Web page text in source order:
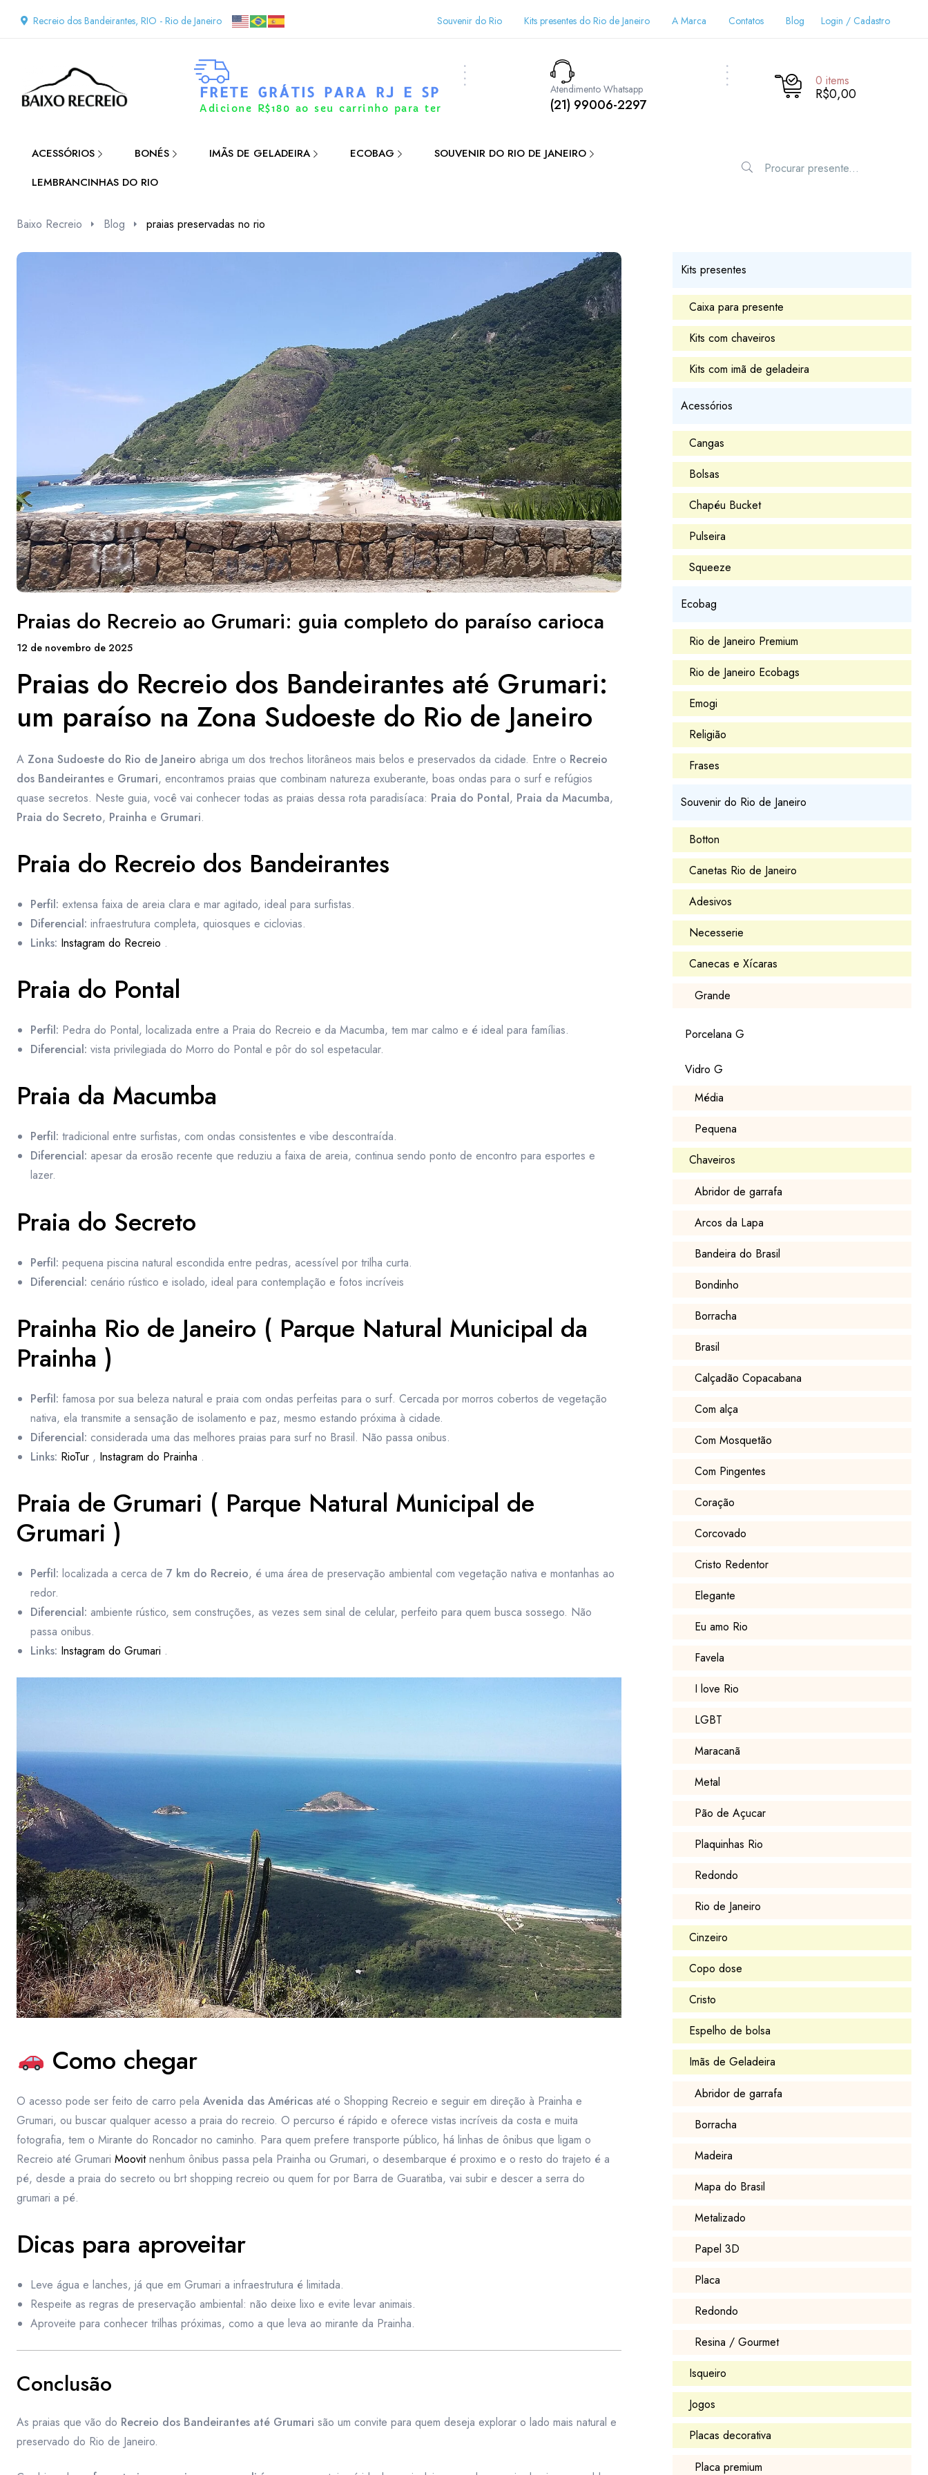
Recreio dos Bandeirantes, RIO - Rio de Janeiro Souvenir do Rio Kits presentes do Rio de Janeiro A Marca Contatos Blog Login / Cadastro
FRETE GRÁTIS PARA RJ E SP
Adicione R$180 ao seu carrinho para ter
Atendimento Whatsapp
(21) 99006-2297
0 items
R$0,00
ACESSÓRIOS BONÉS IMÃS DE GELADEIRA ECOBAG
SOUVENIR DO RIO DE JANEIRO
LEMBRANCINHAS DO RIO
Baixo Recreio Blog praias preservadas no rio
12 de novembro de 2025
Praias do Recreio ao Grumari: guia completo do paraíso carioca
Praias do Recreio dos Bandeirantes até Grumari:
um paraíso na Zona Sudoeste do Rio de Janeiro
A Zona Sudoeste do Rio de Janeiro abriga um dos trechos litorâneos mais belos e preservados da cidade. Entre o Recreio
dos Bandeirantes e Grumari, encontramos praias que combinam natureza exuberante, boas ondas para o surf e refúgios
quase secretos. Neste guia, você vai conhecer todas as praias dessa rota paradisíaca: Praia do Pontal, Praia da Macumba,
Praia do Secreto, Prainha e Grumari.
Praia do Recreio dos Bandeirantes
Perfil: extensa faixa de areia clara e mar agitado, ideal para surfistas.
Diferencial: infraestrutura completa, quiosques e ciclovias.
Links: Instagram do Recreio .
Praia do Pontal
Perfil: Pedra do Pontal, localizada entre a Praia do Recreio e da Macumba, tem mar calmo e é ideal para famílias.
Diferencial: vista privilegiada do Morro do Pontal e pôr do sol espetacular.
Praia da Macumba
Perfil: tradicional entre surfistas, com ondas consistentes e vibe descontraída.
Diferencial: apesar da erosão recente que reduziu a faixa de areia, continua sendo ponto de encontro para esportes e
lazer.
Praia do Secreto
Perfil: pequena piscina natural escondida entre pedras, acessível por trilha curta.
Diferencial: cenário rústico e isolado, ideal para contemplação e fotos incríveis
Prainha Rio de Janeiro ( Parque Natural Municipal da
Prainha )
Perfil: famosa por sua beleza natural e praia com ondas perfeitas para o surf. Cercada por morros cobertos de vegetação
nativa, ela transmite a sensação de isolamento e paz, mesmo estando próxima à cidade.
Diferencial: considerada uma das melhores praias para surf no Brasil. Não passa onibus.
Links: RioTur , Instagram do Prainha .
Praia de Grumari ( Parque Natural Municipal de
Grumari )
Perfil: localizada a cerca de 7 km do Recreio, é uma área de preservação ambiental com vegetação nativa e montanhas ao
redor.
Diferencial: ambiente rústico, sem construções, as vezes sem sinal de celular, perfeito para quem busca sossego. Não
passa onibus.
Links: Instagram do Grumari .
Como chegar
O acesso pode ser feito de carro pela Avenida das Américas até o Shopping Recreio e seguir em direção à Prainha e
Grumari, ou buscar qualquer acesso a praia do recreio. O percurso é rápido e oferece vistas incríveis da costa e muita
fotografia, tem o Mirante do Roncador no caminho. Para quem prefere transporte público, há linhas de ônibus que ligam o
Recreio até Grumari Moovitnenhum ônibus passa pela Prainha ou Grumari, o desembarque é proximo e o resto do trajeto é a
pé, desde a praia do secreto ou brt shopping recreio ou quem for por Barra de Guaratiba, vai subir e descer a serra do
grumari a pé.
Dicas para aproveitar
Leve água e lanches, já que em Grumari a infraestrutura é limitada.
Respeite as regras de preservação ambiental: não deixe lixo e evite levar animais.
Aproveite para conhecer trilhas próximas, como a que leva ao mirante da Prainha.
Conclusão
As praias que vão do Recreio dos Bandeirantes até Grumari são um convite para quem deseja explorar o lado mais natural e
preservado do Rio de Janeiro.
Kits presentes
Caixa para presente
Kits com chaveiros
Kits com imã de geladeira
Acessórios
Cangas
Bolsas
Chapéu Bucket
Pulseira
Squeeze
Ecobag
Rio de Janeiro Premium
Rio de Janeiro Ecobags
Emogi
Religião
Frases
Souvenir do Rio de Janeiro
Botton
Canetas Rio de Janeiro
Adesivos
Necesserie
Canecas e Xícaras
Grande
Porcelana G
Vidro G
Média
Pequena
Chaveiros
Abridor de garrafa
Arcos da Lapa
Bandeira do Brasil
Bondinho
Borracha
Brasil
Calçadão Copacabana
Com alça
Com Mosquetão
Com Pingentes
Coração
Corcovado
Cristo Redentor
Elegante
Eu amo Rio
Favela
I love Rio
LGBT
Maracanã
Metal
Pão de Açucar
Plaquinhas Rio
Redondo
Rio de Janeiro
Cinzeiro
Copo dose
Cristo
Espelho de bolsa
Imãs de Geladeira
Abridor de garrafa
Borracha
Madeira
Mapa do Brasil
Metalizado
Papel 3D
Placa
Redondo
Resina / Gourmet
Isqueiro
Jogos
Placas decorativa
Placa premium